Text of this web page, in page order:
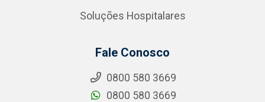
Soluções Hospitalares
Fale Conosco
0800 580 3669
0800 580 3669